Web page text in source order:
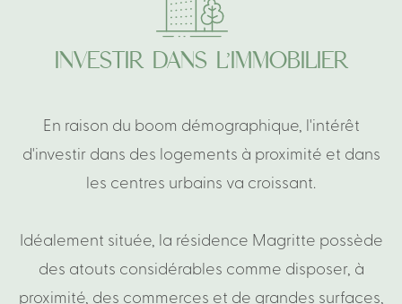
INVESTIR DANS L’IMMOBILIER
En raison du boom démographique, l'intérêt
d'investir dans des logements à proximité et dans
les centres urbains va croissant.
Idéalement située, la résidence Magritte possède
des atouts considérables comme disposer, à
proximité, des commerces et de grandes surfaces,